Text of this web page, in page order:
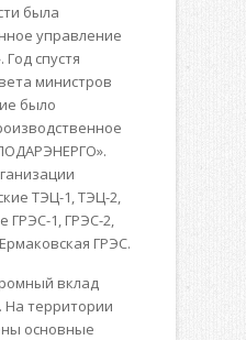
была
управление
спустя
министров
было
ТЭЦ-1, ТЭЦ-2,
ГРЭС-1, ГРЭС-2,
ГРЭС.
вклад
На территории
основные